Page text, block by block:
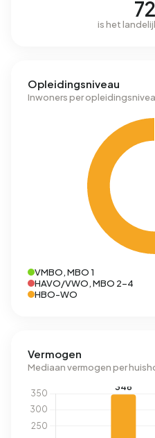
is het
Opleidingsniveau
Inwoners per
VMBO, MBO 1
HAVO/VWO, MBO 2-4
HBO-WO
Vermogen
Mediaan vermogen per